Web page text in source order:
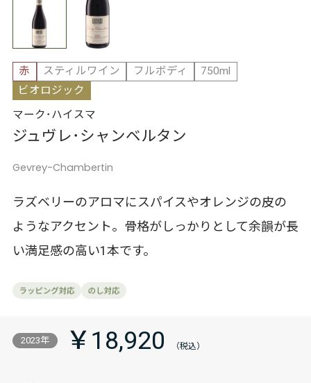
赤 スティルワイン フルボディ
750ml
ビオロジック
マーク･ハイスマ
ジュヴレ･シャンベルタン
Gevrey-Chambertin
ラズベリーのアロマにスパイスやオレンジの皮の
ようなアクセント。骨格がしっかりとして余韻が長
い満足感の高い1本です。
2023年 ￥18,920